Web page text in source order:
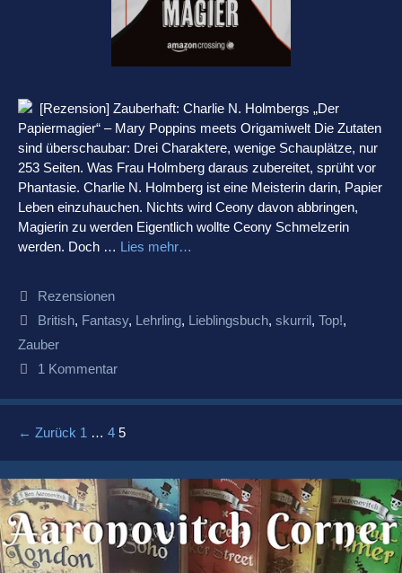
[Rezension] Zauberhaft: Charlie N. Holmbergs „Der
Papiermagier“ – Mary Poppins meets Origamiwelt Die Zutaten
sind überschaubar: Drei Charaktere, wenige Schauplätze, nur
253 Seiten. Was Frau Holmberg daraus zubereitet, sprüht vor
Phantasie. Charlie N. Holmberg ist eine Meisterin darin, Papier
Leben einzuhauchen. Nichts wird Ceony davon abbringen,
Magierin zu werden Eigentlich wollte Ceony Schmelzerin
werden. Doch … Lies mehr…
Kategorien
Rezensionen
Schlagwörter
British, Fantasy, Lehrling, Lieblingsbuch, skurril, Top!,
Zauber
1 Kommentar
Beitrags-
← Zurück 1 … 4 5